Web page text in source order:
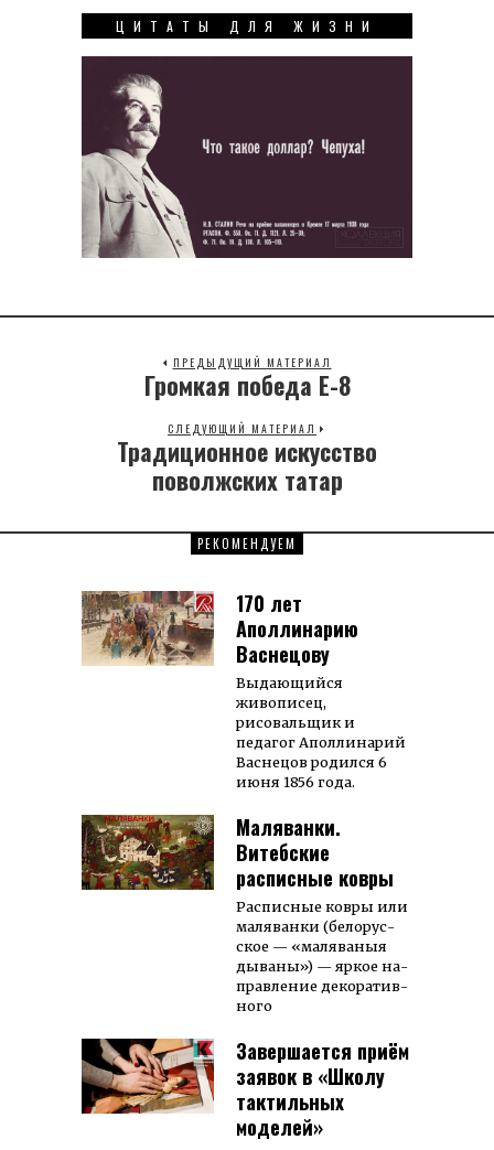
ЦИТАТЫ ДЛЯ ЖИЗНИ
ПРЕДЫДУЩИЙ МАТЕРИАЛ
Previous
Громкая победа Е-8
СЛЕДУЮЩИЙ МАТЕРИАЛ
Next
Традиционное искусство
поволжских татар
РЕКОМЕНДУЕМ
170 лет
Аполлинарию
Васнецову
Выдающийся
живописец,
рисовальщик и
педагог Аполлинарий
Васнецов родился 6
июня 1856 года.
Маляванки.
Витебские
расписные ковры
Рас­пис­ные ков­ры или
ма­ля­ван­ки (бе­лорус­
ское — «ма­ля­ва­ныя
ды­ва­ны») — яр­кое на­
прав­ле­ние де­ко­ра­тив­
ного
Завершается приём
заявок в «Школу
тактильных
моделей»